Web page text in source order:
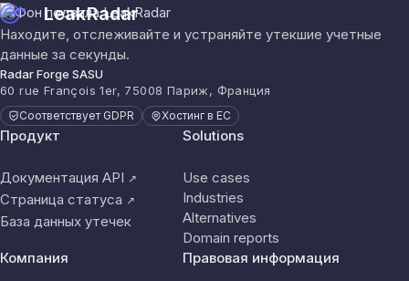
LeakRadar
Находите, отслеживайте и устраняйте утекшие учетные
данные за секунды.
Radar Forge SASU
60 rue François 1er, 75008 Париж, Франция
Соответствует GDPR Хостинг в ЕС
Продукт
Документация API ↗
Страница статуса ↗
База данных утечек
Solutions
Use cases
Industries
Alternatives
Domain reports
Компания
Правовая информация